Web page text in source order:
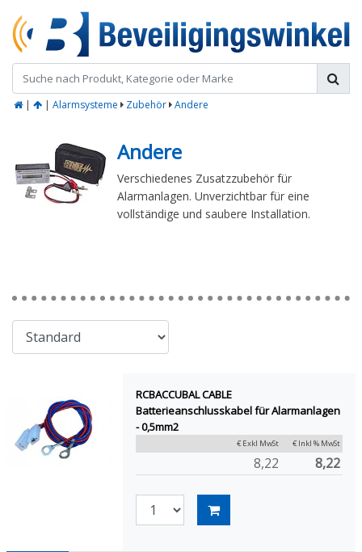
| | Alarmsysteme Zubehör Andere
Andere
Verschiedenes Zusatzzubehör für
Alarmanlagen. Unverzichtbar für eine
vollständige und saubere Installation.
RCBACCUBAL CABLE
Batterieanschlusskabel für Alarmanlagen
- 0,5mm2
€ Exkl MwSt € Inkl % MwSt
8,22 8,22